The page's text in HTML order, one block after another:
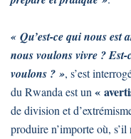
« Qu’est-ce qui nous est
nous voulons vivre ?
voulons ? », s’est
du Rwanda est un «
de division et
produire n’importe où, s’il